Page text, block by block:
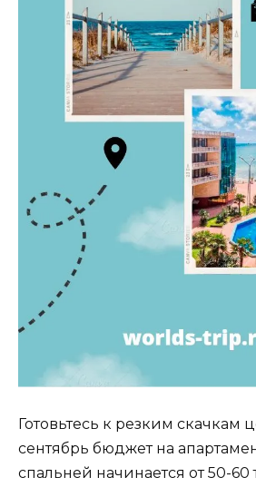
Готовьтесь к резким скачкам
сентябрь бюджет на
спальней начинается от 50-60